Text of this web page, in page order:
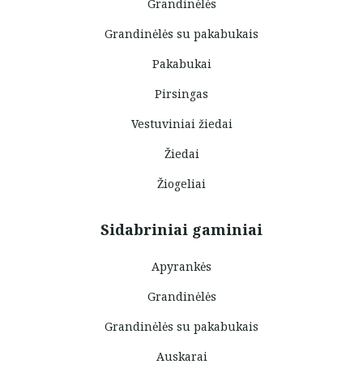
Grandinėlės
Grandinėlės su pakabukais
Pakabukai
Pirsingas
Vestuviniai žiedai
Žiedai
Žiogeliai
Sidabriniai gaminiai
Apyrankės
Grandinėlės
Grandinėlės su pakabukais
Auskarai